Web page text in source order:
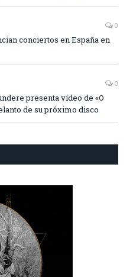
0
conciertos en España en
0
presenta vídeo de «O
de su próximo disco